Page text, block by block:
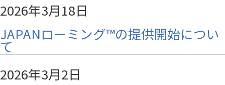
2026年3月18日
JAPANローミング™の提供開始につい
て
2026年3月2日